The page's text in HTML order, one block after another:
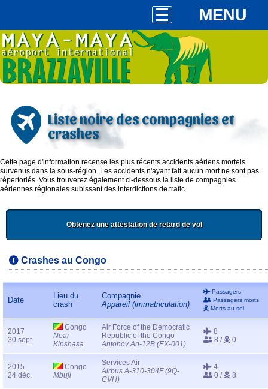
MENU
Liste noire des compagnies et
crashes
Cette page d'information recense les plus récents accidents aériens mortels
survenus dans la sous-région. Les accidents n'ayant fait aucun mort ne sont pas
répertoriés. Vous trouverez également ci-dessous la liste de compagnies
aériennes régionales subissant des interdictions de trafic.
Obtenez une attestation de retard de vol
Crashes au Congo
Date
Lieu du
crash
Compagnie
Appareil (immatriculation)
Passagers
Passagers morts
Morts au sol
2017
30 sept.
Congo
Near
Kinshasa
Air Force of the Democratic
Republic of the Congo
Antonov An-12B (EX-001)
8
8 /
0
2015
24 déc.
Congo
Mbuji
Services Air
Airbus A-310-304F (9Q-
CVH)
4
0 /
8